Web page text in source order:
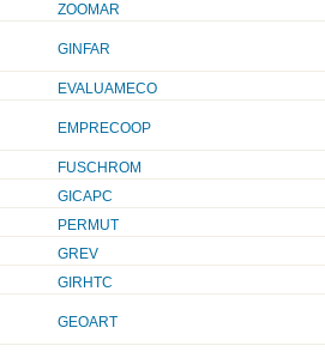
ZOOMAR
GINFAR
EVALUAMECO
EMPRECOOP
FUSCHROM
GICAPC
PERMUT
GREV
GIRHTC
GEOART